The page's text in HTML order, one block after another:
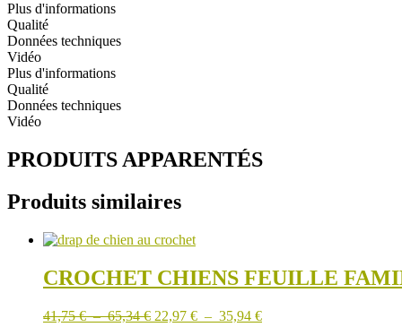
Plus d'informations
Qualité
Données techniques
Vidéo
Plus d'informations
Qualité
Données techniques
Vidéo
PRODUITS APPARENTÉS
Produits similaires
CROCHET CHIENS FEUILLE
41,75€ – 65,34€Plage
22,97 € – 35,94 €Plage